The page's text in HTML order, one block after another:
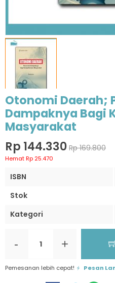
Otonomi Daerah;
Dampaknya Bagi
Masyarakat
Rp 144.330 Rp 169.800
Hemat Rp 25.470
ISBN
Stok
Kategori
- +
Pemesanan lebih cepat! Pesan